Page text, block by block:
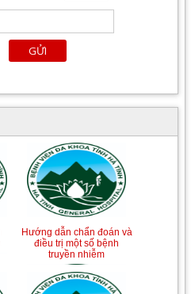
Hướng dẫn chẩn đoán và
điều trị một số bệnh
truyền nhiễm